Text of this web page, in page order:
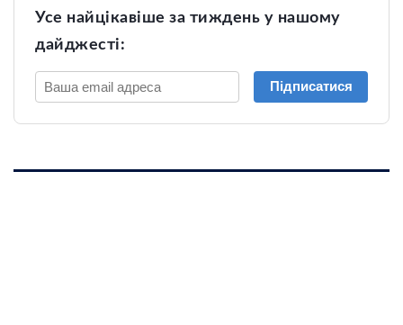
Усе найцікавіше за тиждень у нашому
дайджесті:
Підписатися